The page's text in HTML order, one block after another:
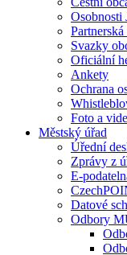
Osobnosti
Partnerská
Svazky
Oficiální
Ankety
Ochrana
Foto a
Městský úřad
Úřední
Zprávy z
E-
Datové
Odbory